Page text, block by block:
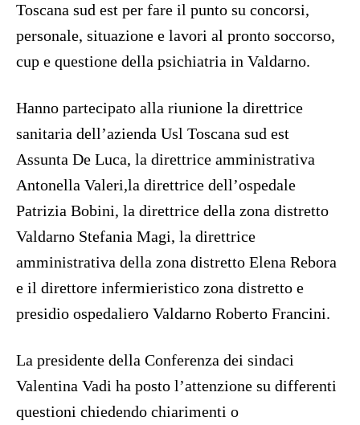
Toscana sud est per fare il punto su concorsi,
personale, situazione e lavori al pronto soccorso,
cup e questione della psichiatria in Valdarno.
Hanno partecipato alla riunione la direttrice
sanitaria dell’azienda Usl Toscana sud est
Assunta De Luca, la direttrice amministrativa
Antonella Valeri,la direttrice dell’ospedale
Patrizia Bobini, la direttrice della zona distretto
Valdarno Stefania Magi, la direttrice
amministrativa della zona distretto Elena Rebora
e il direttore infermieristico zona distretto e
presidio ospedaliero Valdarno Roberto Francini.
La presidente della Conferenza dei sindaci
Valentina Vadi ha posto l’attenzione su differenti
questioni chiedendo chiarimenti o